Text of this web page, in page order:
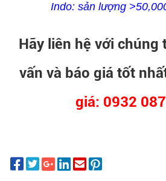
Indo: sản lượng
Hãy liên hệ với chúng
vấn và báo giá tốt
giá: 0932